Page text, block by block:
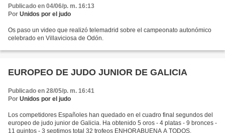
Publicado en 04/06/p. m. 16:13
Por Unidos por el judo
Os paso un video que realizó telemadrid sobre el campeonato autonómico
celebrado en Villaviciosa de Odón.
EUROPEO DE JUDO JUNIOR DE GALICIA
Publicado en 28/05/p. m. 16:41
Por Unidos por el judo
Los competidores Españoles han quedado en el cuadro final segundos del
europeo de judo junior de Galicia. Ha obtenido 5 oros - 4 platas - 9 bronces -
11 quintos - 3 septimos total 32 trofeos ENHORABUENA A TODOS.